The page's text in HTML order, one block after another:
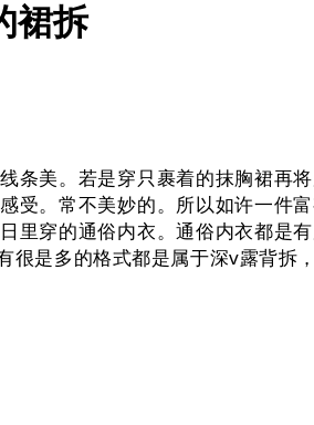
裙拆
美。若是穿只裹着的抹胸裙再
受。常不美妙的。所以如许一件
里穿的通俗内衣。通俗内衣都是
是多的格式都是属于深v露背拆